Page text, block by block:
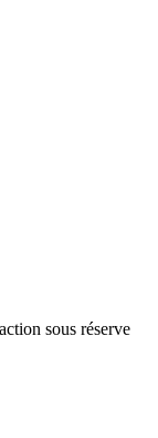
sous réserve